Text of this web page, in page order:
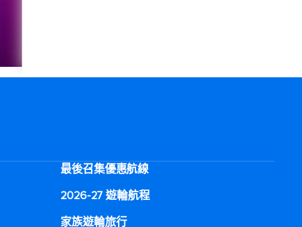
最後召集優惠航線
2026-27 遊輪航程
家族遊輪旅行